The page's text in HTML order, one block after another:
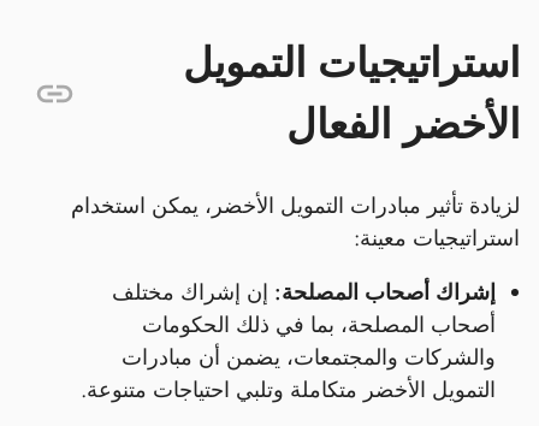
استراتيجيات التمويل
الأخضر الفعال
لزيادة تأثير مبادرات التمويل الأخضر، يمكن استخدام
استراتيجيات معينة:
إشراك أصحاب المصلحة: إن إشراك مختلف
أصحاب المصلحة، بما في ذلك الحكومات
والشركات والمجتمعات، يضمن أن مبادرات
التمويل الأخضر متكاملة وتلبي احتياجات متنوعة.